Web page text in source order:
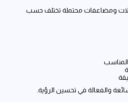
ومضاعفات محتملة تختلف حسب
المناسب
والفعالة في تحسين الرؤية.